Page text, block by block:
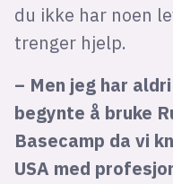
du ikke har noen
trenger hjelp.
– Men jeg har
begynte å bruke
Basecamp da vi
USA med